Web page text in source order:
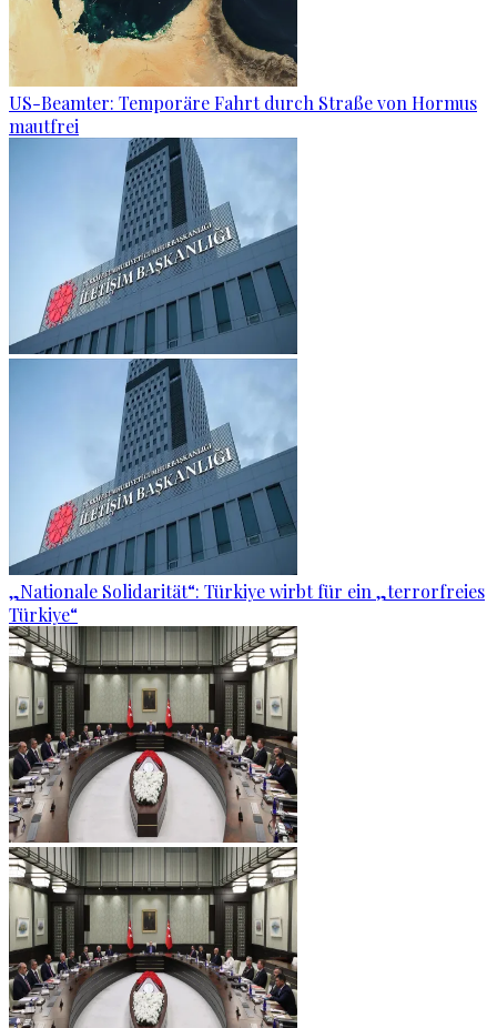
US-Beamter: Temporäre Fahrt durch Straße von Hormus
mautfrei
„Nationale Solidarität“: Türkiye wirbt für ein „terrorfreies
Türkiye“